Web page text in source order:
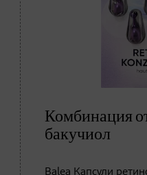
Комбинация
бакучиол
Balea Капсули